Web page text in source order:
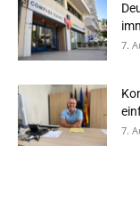
7.
7.